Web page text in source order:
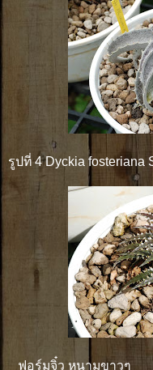
รูปที่ 4 Dyckia fosteriana
ฟอร์มจิ๋ว หนามขาวๆ